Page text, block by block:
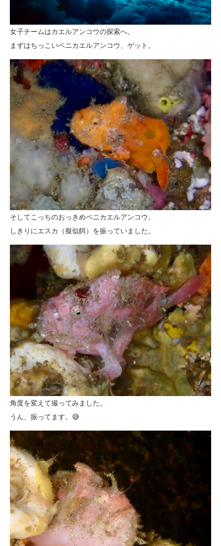
女子チームはカエルアンコウの探索へ。
まずはちっこいベニカエルアンコウ、ゲット。
そしてこっちのおっきめベニカエルアンコウ。
しきりにエスカ（擬似餌）を振っていました。
角度を変えて撮ってみました。
うん、振ってます。😅